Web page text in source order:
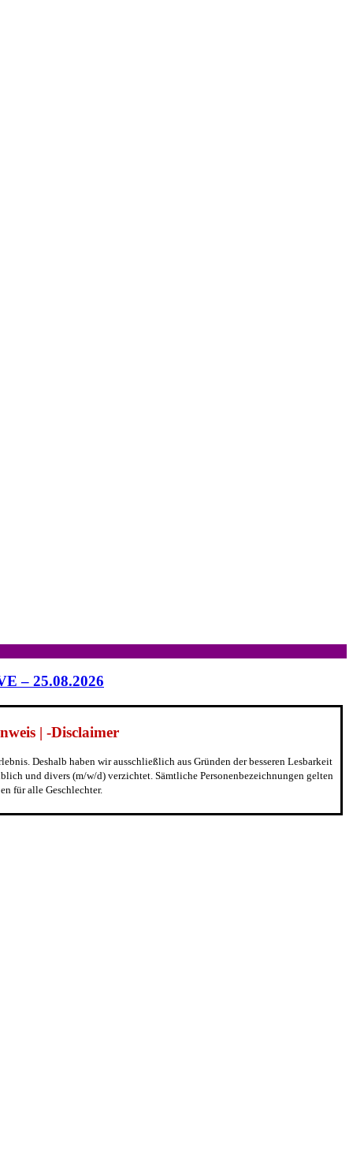
– 25.08.2026
| -Disclaimer
Deshalb haben wir ausschließlich aus Gründen der besseren Lesbarkeit
und divers (m/w/d) verzichtet. Sämtliche Personenbezeichnungen gelten
für alle Geschlechter.